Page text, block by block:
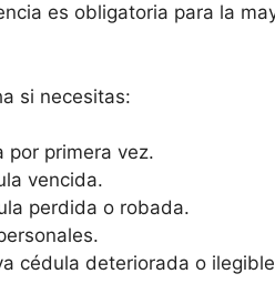
es obligatoria para la
si necesitas:
por primera vez.
vencida.
perdida o robada.
cédula deteriorada o